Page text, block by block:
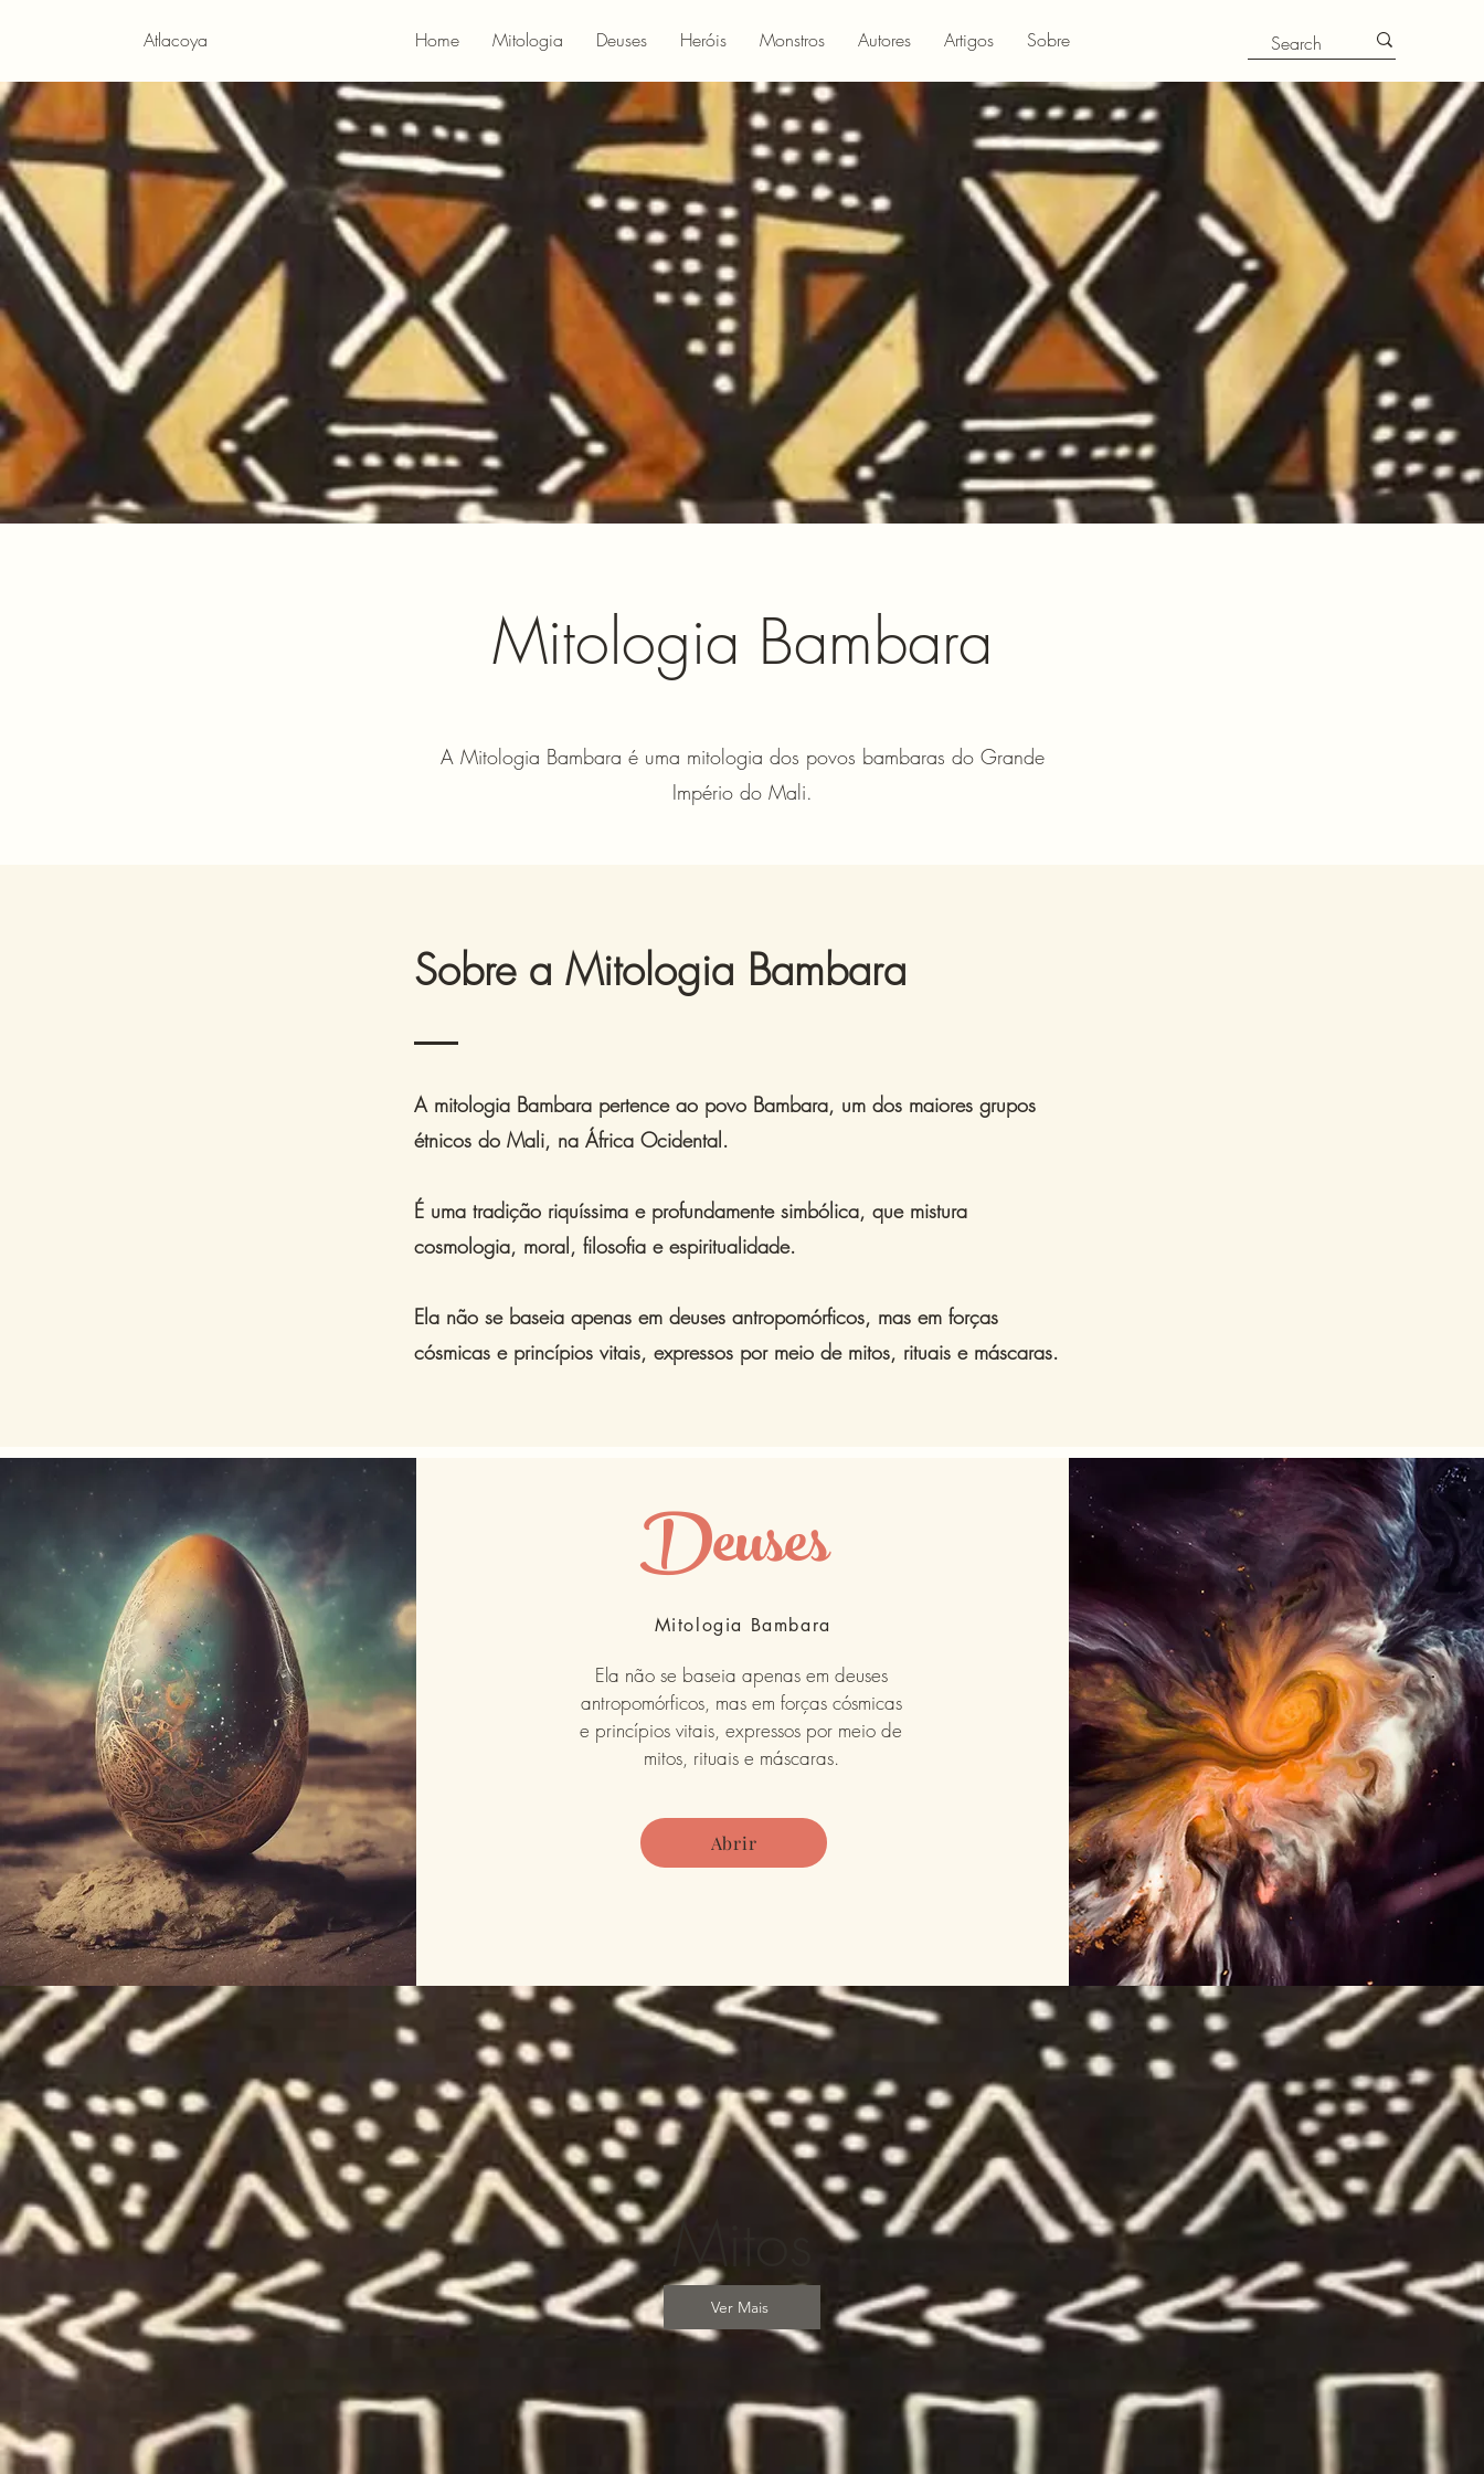
Atlacoya Home Mitologia Deuses Heróis Monstros Autores Artigos Sobre
Mitologia Bambara
A Mitologia Bambara é uma mitologia dos povos bambaras do Grande
Império do Mali.
Sobre a Mitologia Bambara
A mitologia Bambara pertence ao povo Bambara, um dos maiores grupos
étnicos do Mali, na África Ocidental.
É uma tradição riquíssima e profundamente simbólica, que mistura
cosmologia, moral, filosofia e espiritualidade.
Ela não se baseia apenas em deuses antropomórficos, mas em forças
cósmicas e princípios vitais, expressos por meio de mitos, rituais e máscaras.
Deuses
Mitologia Bambara
Ela não se baseia apenas em deuses
antropomórficos, mas em forças cósmicas
e princípios vitais, expressos por meio de
mitos, rituais e máscaras.
Abrir
Mitos
Ver Mais